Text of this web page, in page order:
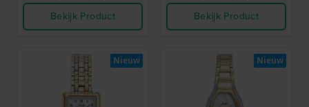
Bekijk Product
Bekijk Product
Nieuw Nieuw